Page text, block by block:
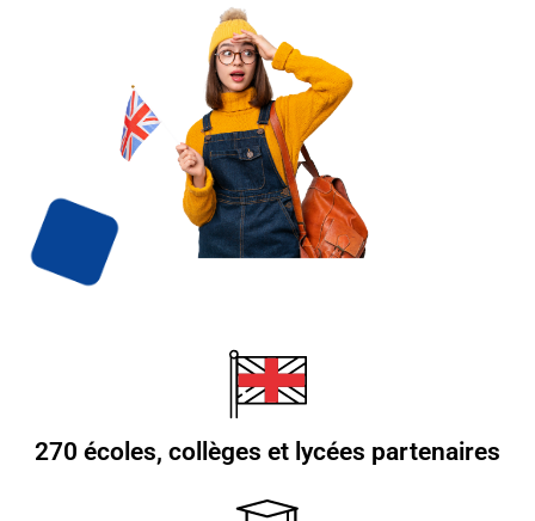
270 écoles, collèges et lycées partenaires